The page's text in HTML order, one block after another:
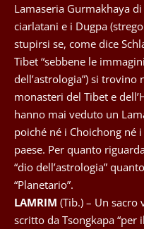
Lamaseria Gurmakhaya
ciarlatani e i Dugpa
stupirsi se, come dice
Tibet “sebbene le
dell’astrologia”) si trovino
monasteri del Tibet e
hanno mai veduto un
poiché né i Choichong né
paese. Per quanto
“dio dell’astrologia”
“Planetario”.
LAMRIM (Tib.) – Un
scritto da Tsongkapa “per